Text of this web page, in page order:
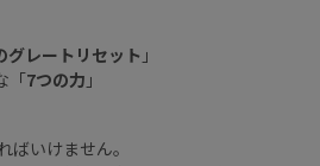
グレートリセット 」
「7つの力 」
いけません。